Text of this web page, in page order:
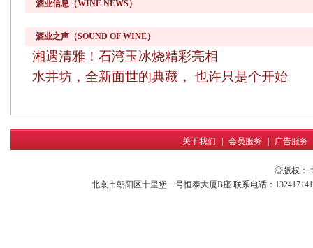
酒业信息（WINE NEWS）
酒业之声（SOUND OF WINE）
湘遇清雅！石湾玉冰烧精彩亮相
水井坊，全新面世的典藏， 也许只是个开始
关于我们 会员服务 广告服务
◎版权：
北京市朝阳区十里堡一号恒泰大厦B座 联系电话：